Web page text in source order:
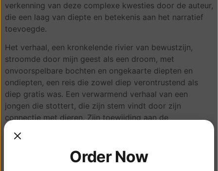
verkenning van deze complexe kwesties door de auteur,
die een laag van diepte en betekenis aan het narratief
toevoegde.
Het verhaal, een kronkelende rivier van bewustzijn,
stroomde door mijn geest als een droom, met
onvoorspelbare bochten en ongekaarte diepten en
ondiepten, een reis die zowel diep verontrustend als
diep gratis was. Een verwarmend verhaal van een
jongen die stottert, die zijn stem vindt door zijn
connectie met dieren. Zijn toewijding aan de
Het is een zeldzaam talent om een verhaal te creëren
dat zowel onderhoudend als tot nadenken stemt, een
echte prestatie van literaire magie die me in ontzag liet.
Order Now